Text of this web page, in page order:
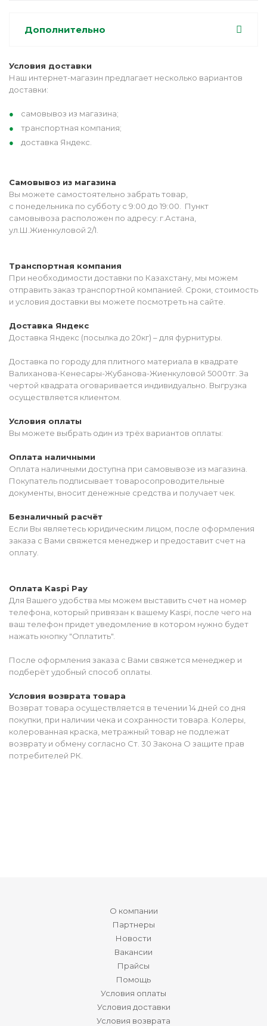
Дополнительно
Условия доставки
Наш интернет-магазин предлагает несколько вариантов
доставки:
самовывоз из магазина;
транспортная компания;
доставка Яндекс.
Самовывоз из магазина
Вы можете самостоятельно забрать товар,
с понедельника по субботу с 9:00 до 19:00. Пункт
самовывоза расположен по адресу: г.Астана,
ул.Ш.Жиенкуловой 2/1.
Транспортная компания
При необходимости доставки по Казахстану, мы можем
отправить заказ транспортной компанией. Сроки, стоимость
и условия доставки вы можете посмотреть на сайте.
Доставка Яндекс
Доставка Яндекс (посылка до 20кг) – для фурнитуры.
Доставка по городу для плитного материала в квадрате
Валиханова-Кенесары-Жубанова-Жиенкуловой 5000тг. За
чертой квадрата оговаривается индивидуально. Выгрузка
осуществляется клиентом.
Условия оплаты
Вы можете выбрать один из трёх вариантов оплаты:
Оплата наличными
Оплата наличными доступна при самовывозе из магазина.
Покупатель подписывает товаросопроводительные
документы, вносит денежные средства и получает чек.
Безналичный расчёт
Если Вы являетесь юридическим лицом, после оформления
заказа с Вами свяжется менеджер и предоставит счет на
оплату.
Оплата Kaspi Pay
Для Вашего удобства мы можем выставить счет на номер
телефона, который привязан к вашему Kaspi, после чего на
ваш телефон придет уведомление в котором нужно будет
нажать кнопку "Оплатить".
После оформления заказа с Вами свяжется менеджер и
подберёт удобный способ оплаты.
Условия возврата товара
Возврат товара осуществляется в течении 14 дней со дня
покупки, при наличии чека и сохранности товара. Колеры,
колерованная краска, метражный товар не подлежат
возврату и обмену согласно Ст. 30 Закона О защите прав
потребителей РК.
О компании
Партнеры
Новости
Вакансии
Прайсы
Помощь
Условия оплаты
Условия доставки
Условия возврата